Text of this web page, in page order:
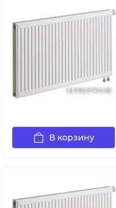
В корзину